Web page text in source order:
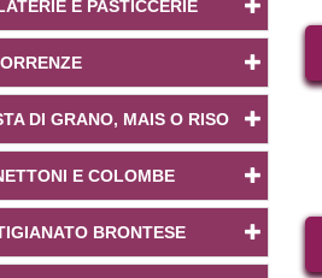
E PASTICCERIE
DI GRANO, MAIS O RISO
E COLOMBE
BRONTESE